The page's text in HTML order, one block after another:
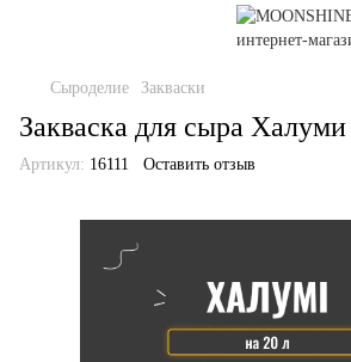
Сыроделие Закваски
Закваска для сыра
Артикул: 16111 Оставить отзыв